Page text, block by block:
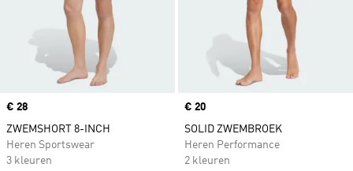
Price
€ 28
ZWEMSHORT 8-INCH
Heren Sportswear
3 kleuren
Price
€ 20
SOLID ZWEMBROEK
Heren Performance
2 kleuren